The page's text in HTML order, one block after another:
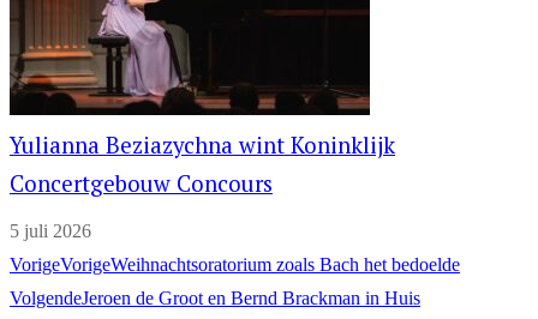
Yulianna Beziazychna wint Koninklijk
Concertgebouw Concours
5 juli 2026
VorigeVorigeWeihnachtsoratorium zoals Bach het bedoelde
VolgendeJeroen de Groot en Bernd Brackman in Huis